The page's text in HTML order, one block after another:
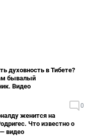
духовность в Тибете?
бывалый
Видео
0
женится на
Что известно о
видео